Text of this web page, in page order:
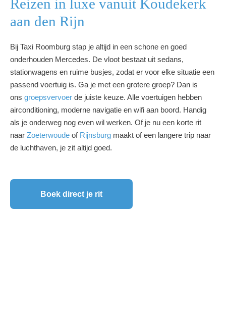
Reizen in luxe vanuit Koudekerk
aan den Rijn
Bij Taxi Roomburg stap je altijd in een schone en goed
onderhouden Mercedes. De vloot bestaat uit sedans,
stationwagens en ruime busjes, zodat er voor elke situatie een
passend voertuig is. Ga je met een grotere groep? Dan is
ons groepsvervoer de juiste keuze. Alle voertuigen hebben
airconditioning, moderne navigatie en wifi aan boord. Handig
als je onderweg nog even wil werken. Of je nu een korte rit
naar Zoeterwoude of Rijnsburg maakt of een langere trip naar
de luchthaven, je zit altijd goed.
Boek direct je rit